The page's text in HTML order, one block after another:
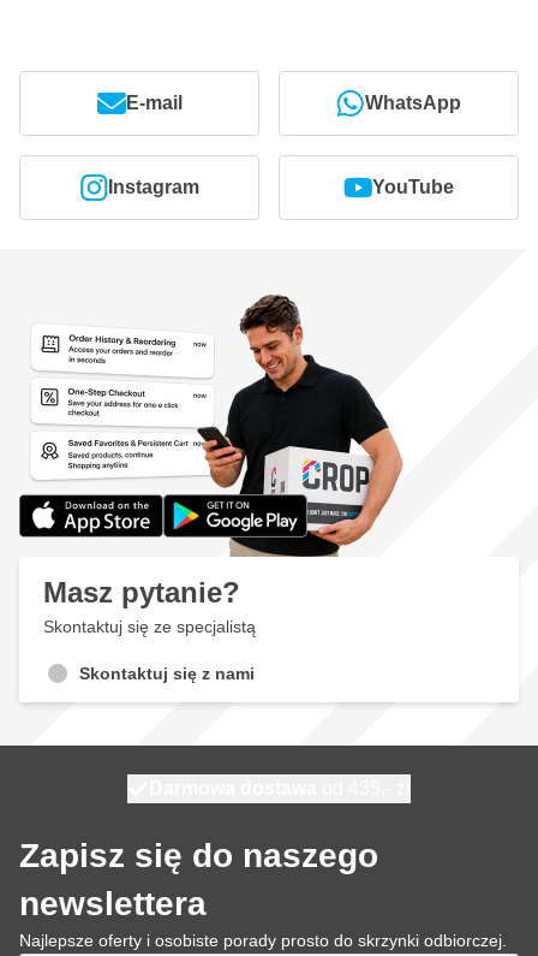
E-mail WhatsApp
Instagram YouTube
Masz pytanie?
Skontaktuj się ze specjalistą
Skontaktuj się z nami
Zapisz się do naszego
newslettera
Najlepsze oferty i osobiste porady prosto do skrzynki odbiorczej.